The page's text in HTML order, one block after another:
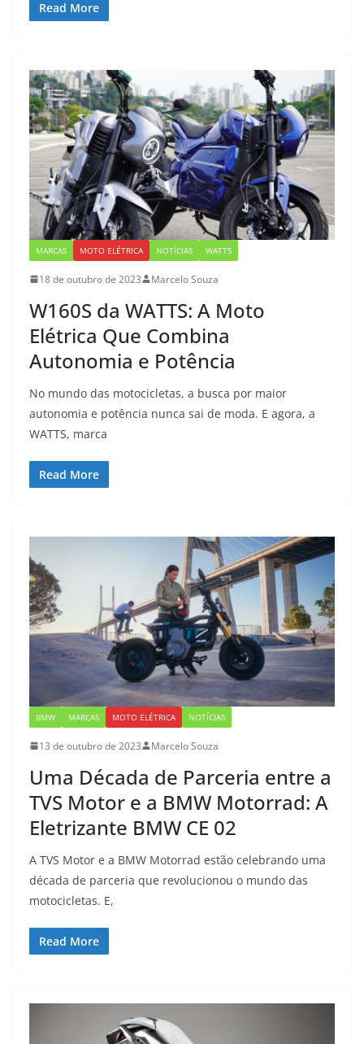
Read More
MARCAS MOTO ELÉTRICA NOTÍCIAS WATTS
18 de outubro de 2023 Marcelo Souza
W160S da WATTS: A Moto
Elétrica Que Combina
Autonomia e Potência
No mundo das motocicletas, a busca por maior
autonomia e potência nunca sai de moda. E agora, a
WATTS, marca
Read More
BMW MARCAS MOTO ELÉTRICA NOTÍCIAS
13 de outubro de 2023 Marcelo Souza
Uma Década de Parceria entre a
TVS Motor e a BMW Motorrad: A
Eletrizante BMW CE 02
A TVS Motor e a BMW Motorrad estão celebrando uma
década de parceria que revolucionou o mundo das
motocicletas. E,
Read More